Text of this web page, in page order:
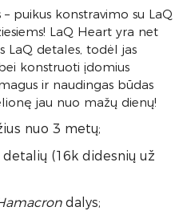
puikus konstravimo su LaQ
LaQ Heart yra net
LaQ detales, todėl jas
konstruoti įdomius
ir naudingas būdas
jau nuo mažų dienų!
nuo 3 metų;
detalių (16k didesnių už
dalys;